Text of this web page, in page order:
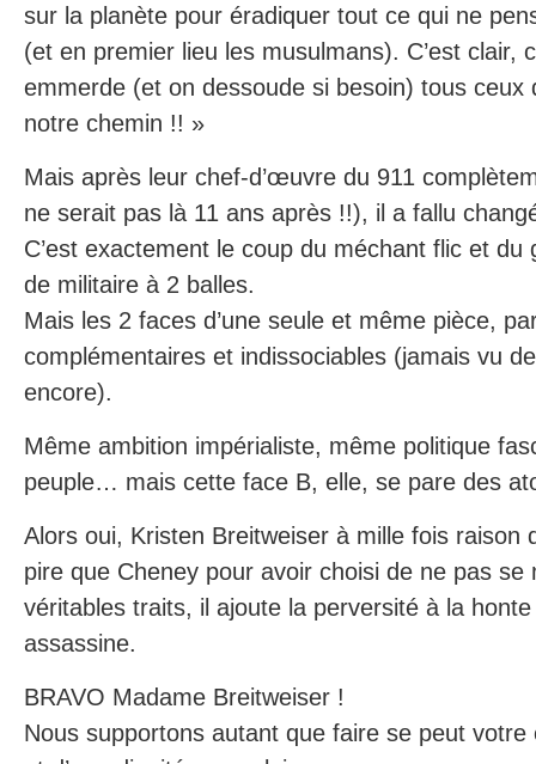
sur la planète pour éradiquer tout ce qui ne
(et en premier lieu les musulmans). C’est clair,
emmerde (et on dessoude si besoin) tous ceux
notre chemin !! »
Mais après leur chef-d’œuvre du 911
ne serait pas là 11 ans après !!), il a fallu
C’est exactement le coup du méchant flic et du
de militaire à 2 balles.
Mais les 2 faces d’une seule et même pièce,
complémentaires et indissociables (jamais vu
encore).
Même ambition impérialiste, même politique
peuple… mais cette face B, elle, se pare des
Alors oui, Kristen Breitweiser à mille fois raison
pire que Cheney pour avoir choisi de ne pas se
véritables traits, il ajoute la perversité à la
assassine.
BRAVO Madame Breitweiser !
Nous supportons autant que faire se peut votre